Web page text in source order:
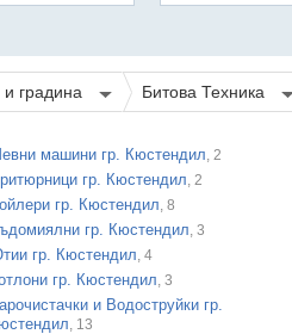
градина Битова Техника
машини гр. Кюстендил, 2
гр. Кюстендил, 2
гр. Кюстендил, 8
гр. Кюстендил, 3
гр. Кюстендил, 4
гр. Кюстендил, 3
и Водоструйки гр.
, 13